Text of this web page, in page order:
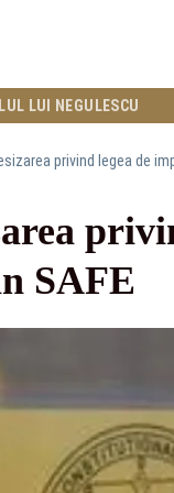
LUI NEGULESCU
privind legea de
SAFE